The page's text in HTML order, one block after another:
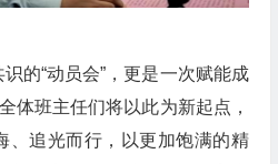
的“动员会”，更是一次赋能成
体班主任们将以此为新起点，
、追光而行，以更加饱满的精